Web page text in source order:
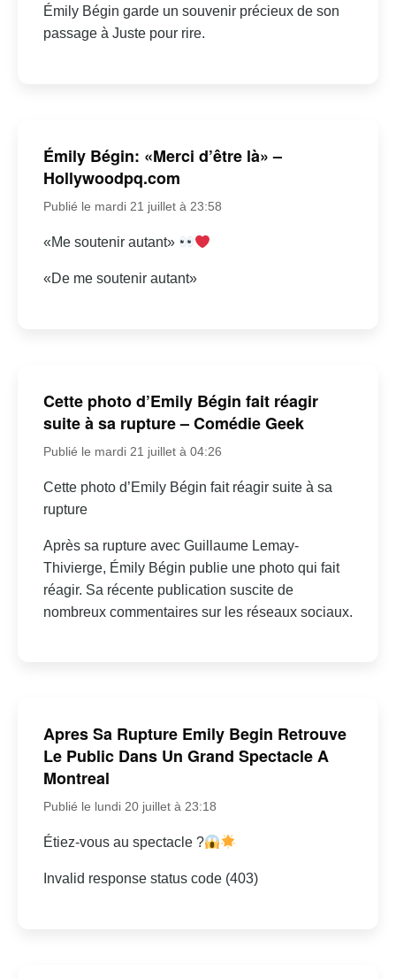
Émily Bégin garde un souvenir précieux de son
passage à Juste pour rire.
Émily Bégin: «Merci d’être là» –
Hollywoodpq.com
Publié le mardi 21 juillet à 23:58
«Me soutenir autant»
«De me soutenir autant»
Cette photo d’Emily Bégin fait réagir
suite à sa rupture – Comédie Geek
Publié le mardi 21 juillet à 04:26
Cette photo d’Emily Bégin fait réagir suite à sa
rupture
Après sa rupture avec Guillaume Lemay-
Thivierge, Émily Bégin publie une photo qui fait
réagir. Sa récente publication suscite de
nombreux commentaires sur les réseaux sociaux.
Apres Sa Rupture Emily Begin Retrouve
Le Public Dans Un Grand Spectacle A
Montreal
Publié le lundi 20 juillet à 23:18
Étiez-vous au spectacle ?
Invalid response status code (403)